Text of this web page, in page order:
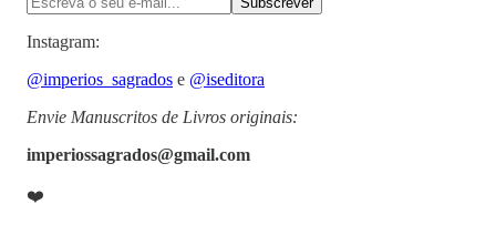
Instagram:
@imperios_sagrados e @iseditora
Envie Manuscritos de Livros originais:
imperiossagrados@gmail.com
❤️